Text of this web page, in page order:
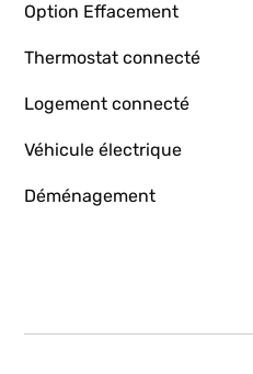
Option Effacement
Thermostat connecté
Logement connecté
Véhicule électrique
Déménagement